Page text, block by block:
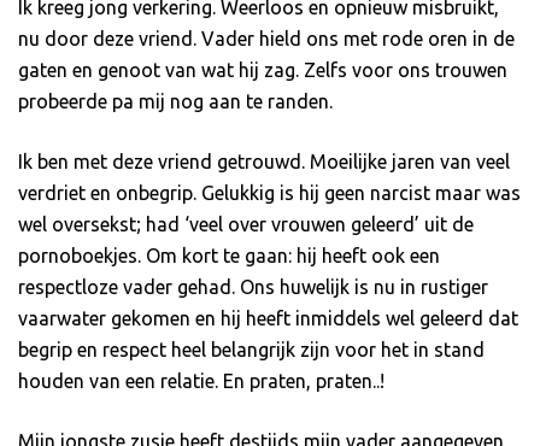
Ik kreeg jong verkering. Weerloos en opnieuw misbruikt,
nu door deze vriend. Vader hield ons met rode oren in de
gaten en genoot van wat hij zag. Zelfs voor ons trouwen
probeerde pa mij nog aan te randen.
Ik ben met deze vriend getrouwd. Moeilijke jaren van veel
verdriet en onbegrip. Gelukkig is hij geen narcist maar was
wel oversekst; had ‘veel over vrouwen geleerd’ uit de
pornoboekjes. Om kort te gaan: hij heeft ook een
respectloze vader gehad. Ons huwelijk is nu in rustiger
vaarwater gekomen en hij heeft inmiddels wel geleerd dat
begrip en respect heel belangrijk zijn voor het in stand
houden van een relatie. En praten, praten..!
Mijn jongste zusje heeft destijds mijn vader aangegeven,